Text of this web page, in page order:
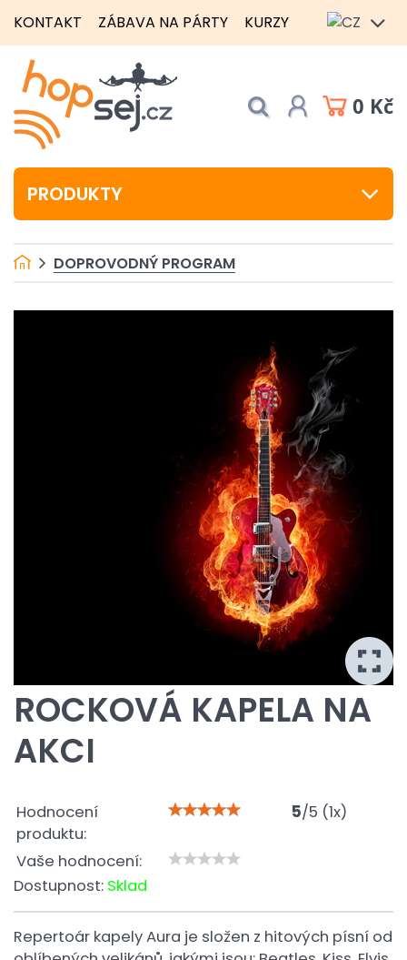
KONTAKT ZÁBAVA NA PÁRTY KURZY
0 Kč
PRODUKTY
DOPROVODNÝ PROGRAM
ROCKOVÁ KAPELA NA
AKCI
Hodnocení
produktu:
5/5 (1x)
Vaše hodnocení:
Dostupnost: Sklad
Repertoár kapely Aura je složen z hitových písní od